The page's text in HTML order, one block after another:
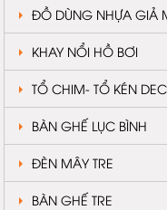
ĐỒ DÙNG NHỰA GIẢ
KHAY NỔI HỒ BƠI
TỔ CHIM- TỔ KÉN
BÀN GHẾ LỤC BÌNH
ĐÈN MÂY TRE
BÀN GHẾ TRE